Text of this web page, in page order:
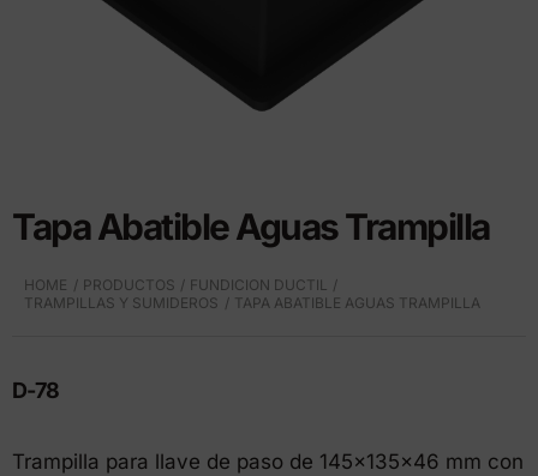
Tapa Abatible Aguas Trampilla
HOME PRODUCTOS
FUNDICION DUCTIL
TRAMPILLAS Y SUMIDEROS
TAPA ABATIBLE AGUAS TRAMPILLA
D-78
Trampilla para llave de paso de 145x135x46 mm con